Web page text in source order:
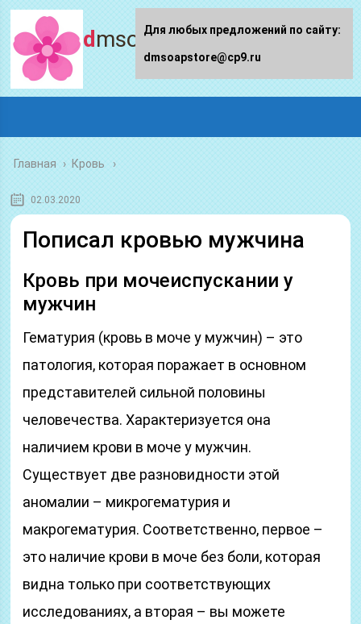
dmsoapstore.ru
Главная › Кровь
02.03.2020
Пописал кровью мужчина
Кровь при мочеиспускании у
мужчин
Гематурия (кровь в моче у мужчин) – это
патология, которая поражает в основном
представителей сильной половины
человечества. Характеризуется она
наличием крови в моче у мужчин.
Существует две разновидности этой
аномалии – микрогематурия и
макрогематурия. Соответственно, первое –
это наличие крови в моче без боли, которая
видна только при соответствующих
исследованиях, а вторая – вы можете
Для любых предложений по сайту:
dmsoapstore@cp9.ru